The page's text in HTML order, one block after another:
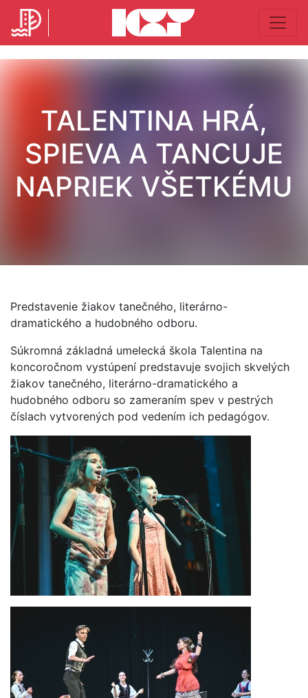
TALENTINA HRÁ,
SPIEVA A TANCUJE
NAPRIEK VŠETKÉMU
Predstavenie žiakov tanečného, literárno-
dramatického a hudobného odboru.
Súkromná základná umelecká škola Talentina na
koncoročnom vystúpení predstavuje svojich skvelých
žiakov tanečného, literárno-dramatického a
hudobného odboru so zameraním spev v pestrých
číslach vytvorených pod vedením ich pedagógov.